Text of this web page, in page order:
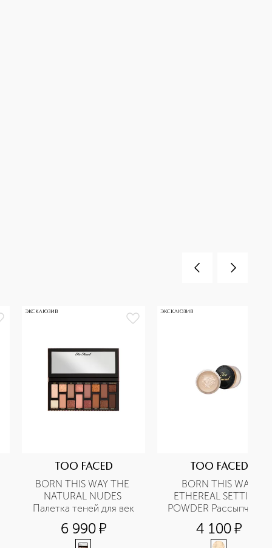
ЭКСКЛЮЗИВ
TOO FACED
BORN THIS WAY THE
NATURAL NUDES
Палетка теней для век
6 990¤
ЭКСКЛЮЗИВ
TOO FACED
BORN THIS WAY
ETHEREAL SETTING
POWDER Рассыпчатая
фиксирующая пудра
для лица
4 100¤